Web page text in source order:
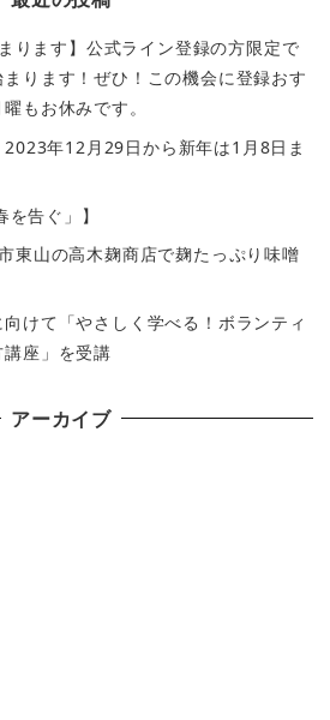
ります】公式ライン登録の方限定で
ります！ぜひ！この機会に登録おす
もお休みです。
2023年12月29日から新年は1月8日ま
告ぐ」】
東山の高木麹商店で麹たっぷり味噌
向けて「やさしく学べる！ボランティ
座」を受講
アーカイブ